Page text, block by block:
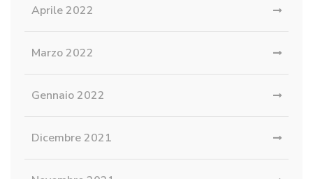
Aprile 2022
Marzo 2022
Gennaio 2022
Dicembre 2021